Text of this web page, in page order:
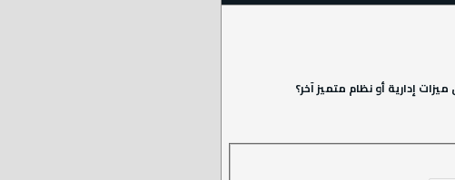
إدارية أو نظام متميز آخر؟